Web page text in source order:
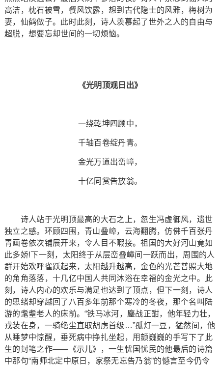
高洁，枕石被雪，餐风饮露，想到古代隐士的风雅，梅树为
妻，仙鹤做子。此时此刻，诗人羡慕起了世外之人的自由与
超脱，想要忘却世间的一切烦恼。
《光明顶观日出》
一绕乾坤四顾中，
千轴百卷绽丹青。
金光万道出峦嶂，
十亿同赏告放翁。
诗人站于光明顶最高的大石之上，忽生冯虚御风，遗世
独立之感。环顾四围，青山叠嶂，云海翻腾，仿佛千百张丹
青画卷依次铺展开来，令人目不暇接。祖国的大好河山竟如
此多娇!下一刻，太阳终于从层峦叠嶂间一跃而出，周围的人
群开始欢呼雀跃起来，太阳越升越高，金色的光芒普照大地
的角角落落，十几亿中国人共同沐浴在幸福的金光之中。此
刻，诗人内心的欢乐与满足也达到了顶点，但下一刻，诗人
的思绪却穿越回了八百多年前那个寒冷的冬夜，那个名叫陆
游的耄耋老人的床前。“铁马冰河，鏖战正酣，他年轻力壮，
戎装在身，一骑绝尘直取胡虏首级…”孤灯一豆，猛然间，他
从睡梦中惊醒，垂死病中挣扎坐起，用颤巍巍的手写下了此
生的封笔之作——《示儿》，一生忧国忧民的他最后的诗篇
中那句“南师北定中原日，家祭无忘告乃翁”的憾言至今仍令